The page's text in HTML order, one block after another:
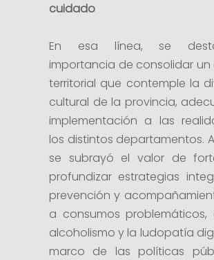
cuidado
En esa línea, se
importancia de consolidar
territorial que contemple la
cultural de la provincia,
implementación a las
los distintos departamentos.
se subrayó el valor de
profundizar estrategias
prevención y
a consumos problemáticos,
alcoholismo y la ludopatía
marco de las políticas